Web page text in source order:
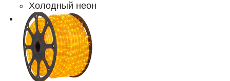
Холодный неон